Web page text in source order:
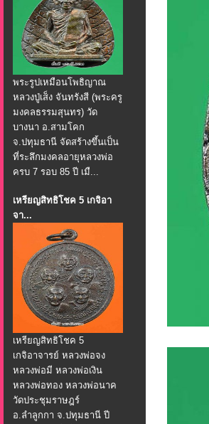
พระรูปเหมือนโพธิญาณ
หลวงปู่เส็ง จันทรังสี (พระครู
มงคลธรรมสุนทร) วัด
บางนา อ.สามโคก
จ.ปทุมธานี จัดสร้างขึ้นเป็น
ที่ระลึกมงคลอายุหลวงพ่อ
ครบ 7 รอบ 85 ปี เมื...
เหรียญสิทธิโชค 5 เกจิอา
จา...
เหรียญสิทธิโชค 5
เกจิอาจารย์ หลวงพ่อจง
หลวงพ่อมี หลวงพ่อเงิน
หลวงพ่อทอง หลวงพ่อนาค
วัดประชุมราษฎร์
อ.ลำลูกกา จ.ปทุมธานี ปี